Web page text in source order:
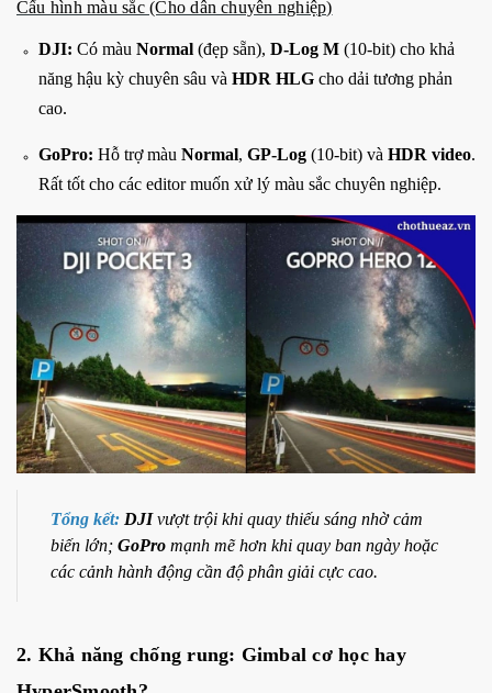
Cấu hình màu sắc (Cho dân chuyên nghiệp)
DJI: Có màu Normal (đẹp sẵn), D-Log M (10-bit) cho khả
năng hậu kỳ chuyên sâu và HDR HLG cho dải tương phản
cao.
GoPro: Hỗ trợ màu Normal, GP-Log (10-bit) và HDR video.
Rất tốt cho các editor muốn xử lý màu sắc chuyên nghiệp.
Tổng kết: DJIvượt trội khi quay thiếu sáng nhờ cảm
biến lớn; GoPro mạnh mẽ hơn khi quay ban ngày hoặc
các cảnh hành động cần độ phân giải cực cao.
2. Khả năng chống rung: Gimbal cơ học hay